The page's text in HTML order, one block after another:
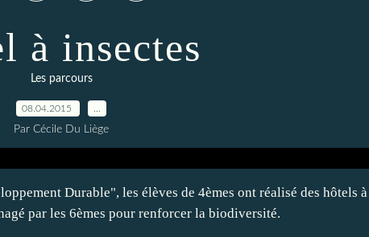
à insectes
Les parcours
08.04.2015
Par Cécile Du Liège
Durable", les élèves de 4èmes ont réalisé des hôtels à
par les 6èmes pour renforcer la biodiversité.